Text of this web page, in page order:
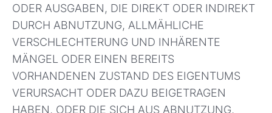
ODER AUSGABEN, DIE DIREKT ODER INDIREKT
DURCH ABNUTZUNG, ALLMÄHLICHE
VERSCHLECHTERUNG UND INHÄRENTE
MÄNGEL ODER EINEN BEREITS
VORHANDENEN ZUSTAND DES EIGENTUMS
VERURSACHT ODER DAZU BEIGETRAGEN
HABEN, ODER DIE SICH AUS ABNUTZUNG,